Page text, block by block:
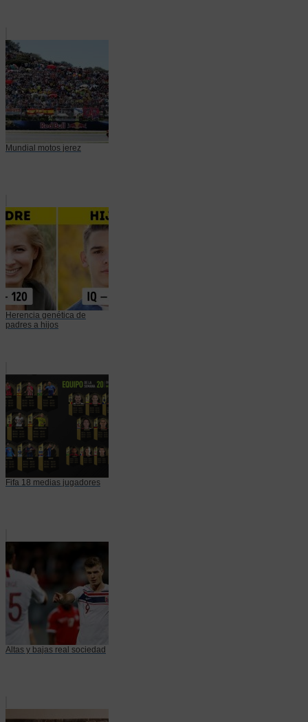
Mundial motos jerez
Herencia genética de
padres a hijos
Fifa 18 medias jugadores
Altas y bajas real sociedad